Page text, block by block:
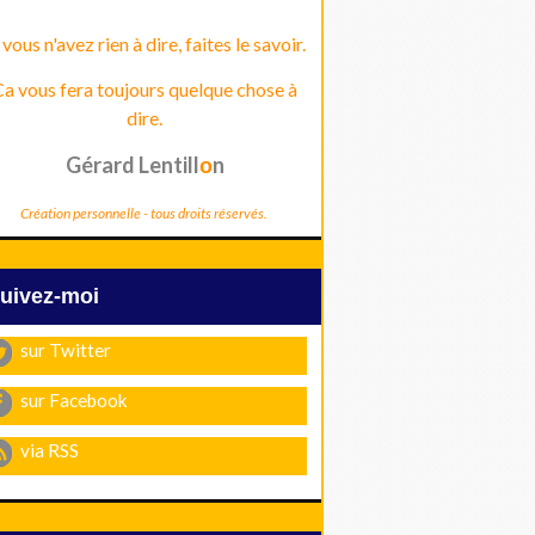
vous n'avez rien à dire, faites le savoir.
vous fera toujours quelque chose à
dire.
Gérard Lentillon
Création personnelle - tous droits réservés.
Suivez-moi
sur Twitter
sur Facebook
via RSS